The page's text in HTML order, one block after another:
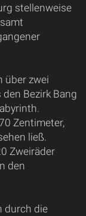
stellenweise
über zwei
Bezirk Bang
Zentimeter,
ließ.
Zweiräder
den
durch die